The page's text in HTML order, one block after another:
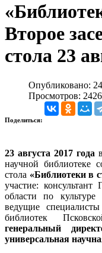
Второе
стола 23
Опубликовано:
Просмотров: 2426
Поделиться:
23 августа 2017 года
научной библиотеке
стола «Библиотеки в
участие: консультант
области по
ведущие
библиотек
генеральный
универсальная